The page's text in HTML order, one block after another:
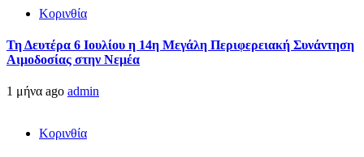
Κορινθία
Τη Δευτέρα 6 Ιουλίου η 14η Μεγάλη Περιφερειακή Συνάντηση
Αιμοδοσίας στην Νεμέα
1 μήνα ago admin
Κορινθία